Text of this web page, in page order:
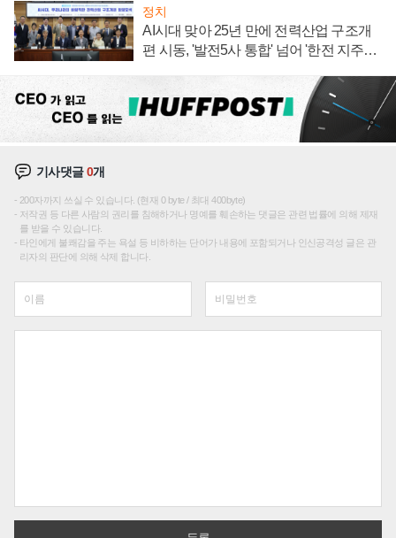
정치
AI시대 맞아 25년 만에 전력산업 구조개
편 시동, '발전5사 통합' 넘어 '한전 지주사'
기사댓글0개
200자까지 쓰실 수 있습니다. (현재 0 byte / 최대 400byte)
저작권 등 다른 사람의 권리를 침해하거나 명예를 훼손하는 댓글은 관련 법률에 의해 제재
를 받을 수 있습니다.
타인에게 불쾌감을 주는 욕설 등 비하하는 단어가 내용에 포함되거나 인신공격성 글은 관
리자의 판단에 의해 삭제 합니다.